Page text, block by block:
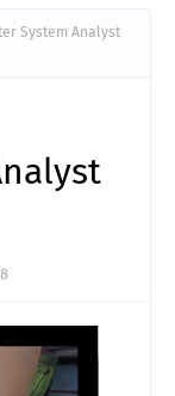
System Analyst